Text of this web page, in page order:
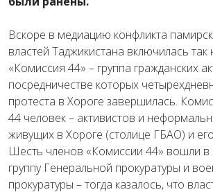
Вскоре в медиацию конфликта
властей Таджикистана включилась
«Комиссия 44» – группа гражданских
посредничестве которых
протеста в Хороге завершилась.
44 человек – активистов и
живущих в Хороге (столице ГБАО) и
Шесть членов «Комиссии 44» вошли в
группу Генеральной прокуратуры и
прокуратуры – тогда казалось, что